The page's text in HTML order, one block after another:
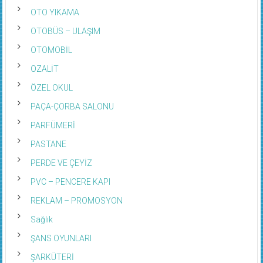
OTO YIKAMA
OTOBÜS – ULAŞIM
OTOMOBİL
OZALİT
ÖZEL OKUL
PAÇA-ÇORBA SALONU
PARFÜMERİ
PASTANE
PERDE VE ÇEYİZ
PVC – PENCERE KAPI
REKLAM – PROMOSYON
Sağlık
ŞANS OYUNLARI
ŞARKÜTERİ